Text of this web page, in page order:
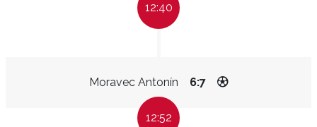
12:40
Moravec Antonín 6:7
12:52